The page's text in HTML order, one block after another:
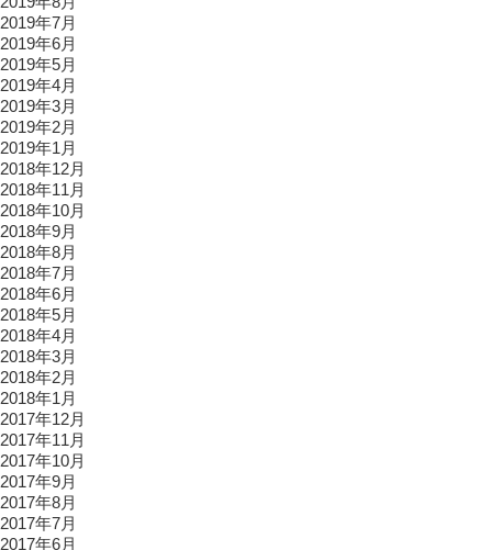
2019年7月
2019年6月
2019年5月
2019年4月
2019年3月
2019年2月
2019年1月
2018年12月
2018年11月
2018年10月
2018年9月
2018年8月
2018年7月
2018年6月
2018年5月
2018年4月
2018年3月
2018年2月
2018年1月
2017年12月
2017年11月
2017年10月
2017年9月
2017年8月
2017年7月
2017年6月